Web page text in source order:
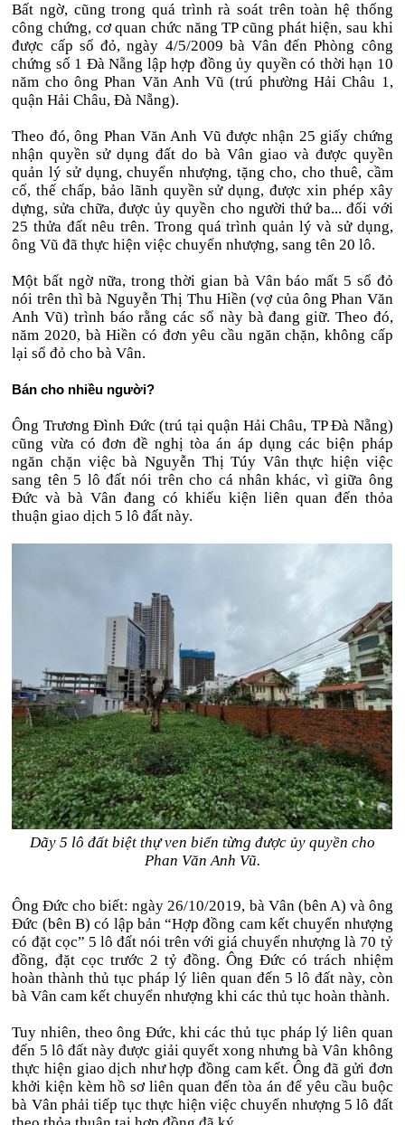
Bất ngờ, cũng trong quá trình rà soát trên toàn hệ thống
công chứng, cơ quan chức năng TP cũng phát hiện, sau khi
được cấp sổ đỏ, ngày 4/5/2009 bà Vân đến Phòng công
chứng số 1 Đà Nẵng lập hợp đồng ủy quyền có thời hạn 10
năm cho ông Phan Văn Anh Vũ (trú phường Hải Châu 1,
quận Hải Châu, Đà Nẵng).
Theo đó, ông Phan Văn Anh Vũ được nhận 25 giấy chứng
nhận quyền sử dụng đất do bà Vân giao và được quyền
quản lý sử dụng, chuyển nhượng, tặng cho, cho thuê, cầm
cố, thế chấp, bảo lãnh quyền sử dụng, được xin phép xây
dựng, sửa chữa, được ủy quyền cho người thứ ba... đối với
25 thửa đất nêu trên. Trong quá trình quản lý và sử dụng,
ông Vũ đã thực hiện việc chuyển nhượng, sang tên 20 lô.
Một bất ngờ nữa, trong thời gian bà Vân báo mất 5 sổ đỏ
nói trên thì bà Nguyễn Thị Thu Hiền (vợ của ông Phan Văn
Anh Vũ) trình báo rằng các sổ này bà đang giữ. Theo đó,
năm 2020, bà Hiền có đơn yêu cầu ngăn chặn, không cấp
lại sổ đỏ cho bà Vân.
Bán cho nhiều người?
Ông Trương Đình Đức (trú tại quận Hải Châu, TP Đà Nẵng)
cũng vừa có đơn đề nghị tòa án áp dụng các biện pháp
ngăn chặn việc bà Nguyễn Thị Túy Vân thực hiện việc
sang tên 5 lô đất nói trên cho cá nhân khác, vì giữa ông
Đức và bà Vân đang có khiếu kiện liên quan đến thỏa
thuận giao dịch 5 lô đất này.
Dãy 5 lô đất biệt thự ven biển từng được ủy quyền cho
Phan Văn Anh Vũ.
Ông Đức cho biết: ngày 26/10/2019, bà Vân (bên A) và ông
Đức (bên B) có lập bản “Hợp đồng cam kết chuyển nhượng
có đặt cọc” 5 lô đất nói trên với giá chuyển nhượng là 70 tỷ
đồng, đặt cọc trước 2 tỷ đồng. Ông Đức có trách nhiệm
hoàn thành thủ tục pháp lý liên quan đến 5 lô đất này, còn
bà Vân cam kết chuyển nhượng khi các thủ tục hoàn thành.
Tuy nhiên, theo ông Đức, khi các thủ tục pháp lý liên quan
đến 5 lô đất này được giải quyết xong nhưng bà Vân không
thực hiện giao dịch như hợp đồng cam kết. Ông đã gửi đơn
khởi kiện kèm hồ sơ liên quan đến tòa án để yêu cầu buộc
bà Vân phải tiếp tục thực hiện việc chuyển nhượng 5 lô đất